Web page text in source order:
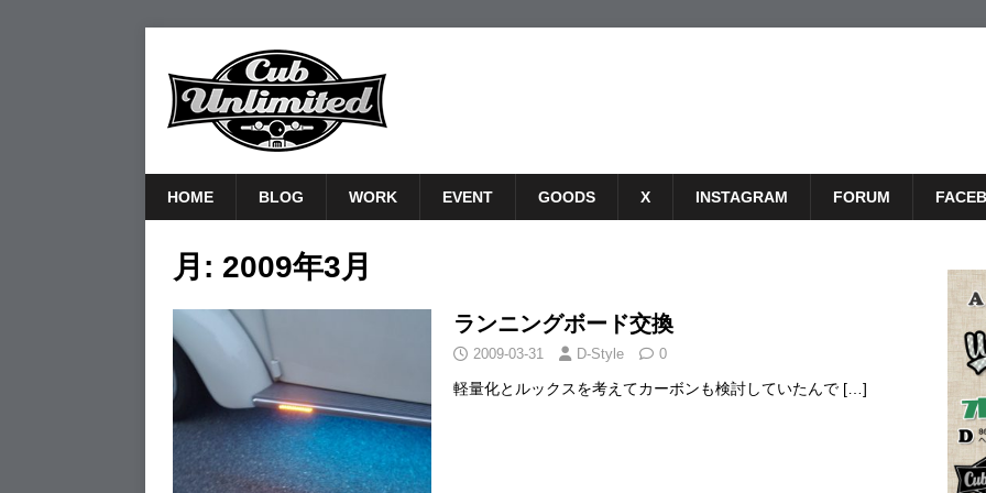
HOME BLOG WORK EVENT GOODS X INSTAGRAM FORUM
月: 2009年3月
ランニングボード交換
2009-03-31 D-Style 0
軽量化とルックスを考えてカーボンも検討していたんで […]